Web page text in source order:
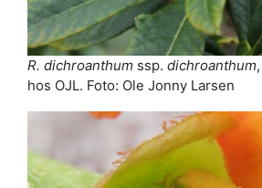
R. dichroanthum ssp. dichroanthum
hos OJL. Foto: Ole Jonny Larsen